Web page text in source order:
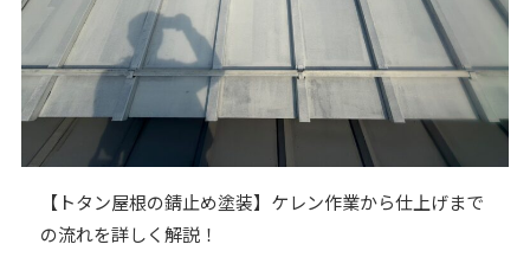
【トタン屋根の錆止め塗装】ケレン作業から仕上げまで
の流れを詳しく解説！